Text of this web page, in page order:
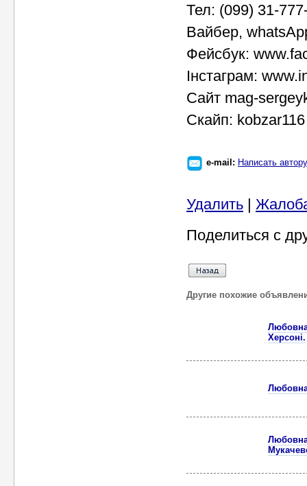
Тел: (099) 31-
Вайбер,
Фейсбук:
Інстаграм:
Сайт mag-
Скайп: kobzar116
e-mail: Написать автору
Удалить |
Поделиться с
Другие похожие
Любовна
Херсоні.
Любовна
Любовна